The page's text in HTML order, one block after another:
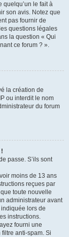
quelqu’un le fait à
son avis. Notez que
pas fournir de
questions légales
la question « Qui
ce forum ? ».
la création de
ou interdit le nom
du forum
passe. S’ils sont
moins de 13 ans
reçues par
toute nouvelle
administrateur avant
lors de
instructions.
fourni une
anti-spam. Si